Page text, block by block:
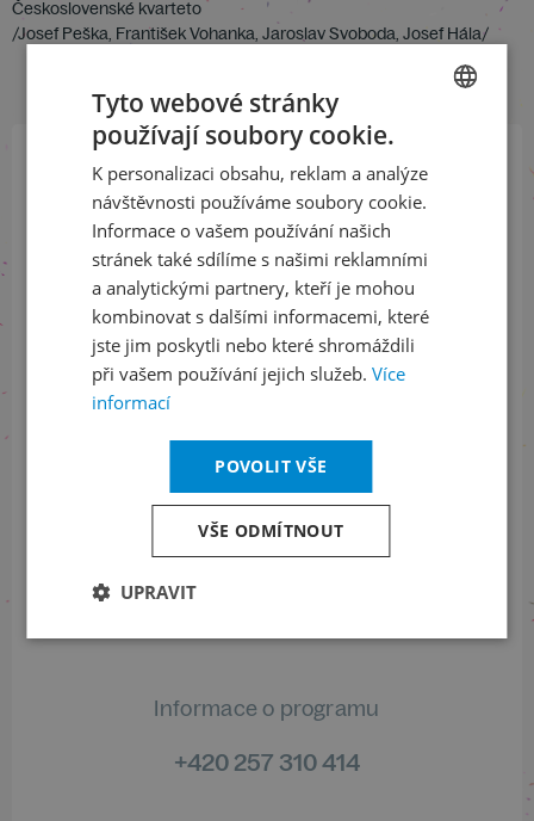
Československé kvarteto
/Josef Peška, František Vohanka, Jaroslav Svoboda, Josef Hála/
Přihlaste se k našemu newsletteru
a buďte jako první v obraze
ODEBÍRAT NEWSLETTER
Sledujte nás na sociálních sítích
LinkedIn
Informace o stavu objednávek
+420 461 049 232
Informace o programu
+420 257 310 414
ENGLISH
Tyto webové stránky
používají soubory cookie.
K personalizaci obsahu, reklam a analýze
návštěvnosti používáme soubory cookie.
Informace o vašem používání našich
stránek také sdílíme s našimi reklamními
a analytickými partnery, kteří je mohou
kombinovat s dalšími informacemi, které
jste jim poskytli nebo které shromáždili
při vašem používání jejich služeb. Více
informací
POVOLIT VŠE
VŠE ODMÍTNOUT
UPRAVIT